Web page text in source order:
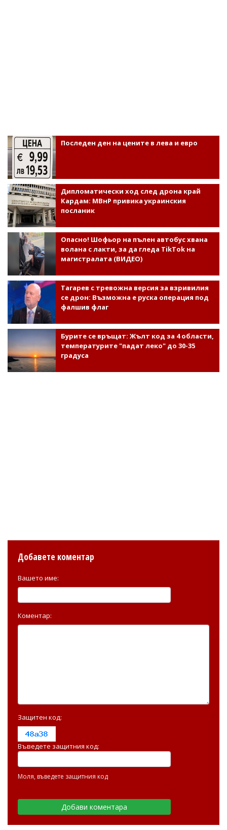
Последен ден на цените в лева и евро
Дипломатически ход след дрона край
Кардам: МВнР привика украинския
посланик
Опасно! Шофьор на пълен автобус хвана
волана с лакти, за да гледа TikTok на
магистралата (ВИДЕО)
Тагарев с тревожна версия за взривилия
се дрон: Възможна е руска операция под
фалшив флаг
Бурите се връщат: Жълт код за 4 области,
температурите "падат леко" до 30-35
градуса
Добавете коментар
Вашето име:
Коментар:
Защитен код:
Въведете защитния код:
Моля, въведете защитния код